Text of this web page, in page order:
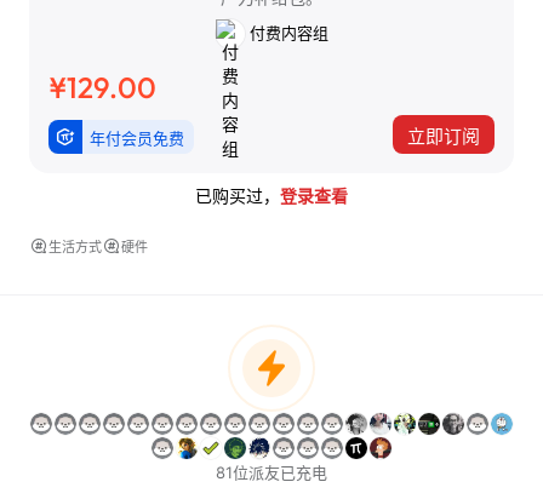
付费内容组
¥129.00
年付会员免费 立即订阅
已购买过， 登录查看
生活方式 硬件
81位派友已充电